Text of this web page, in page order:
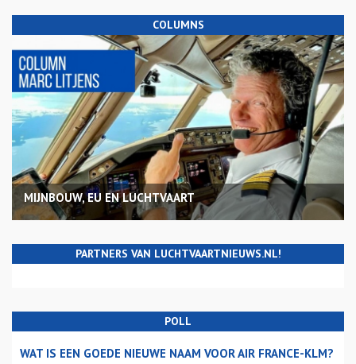
COLUMNS
MIJNBOUW, EU EN LUCHTVAART
PARTNERS VAN LUCHTVAARTNIEUWS.NL!
POLL
WAT IS EEN GOEDE NIEUWE NAAM VOOR AIR FRANCE-KLM?